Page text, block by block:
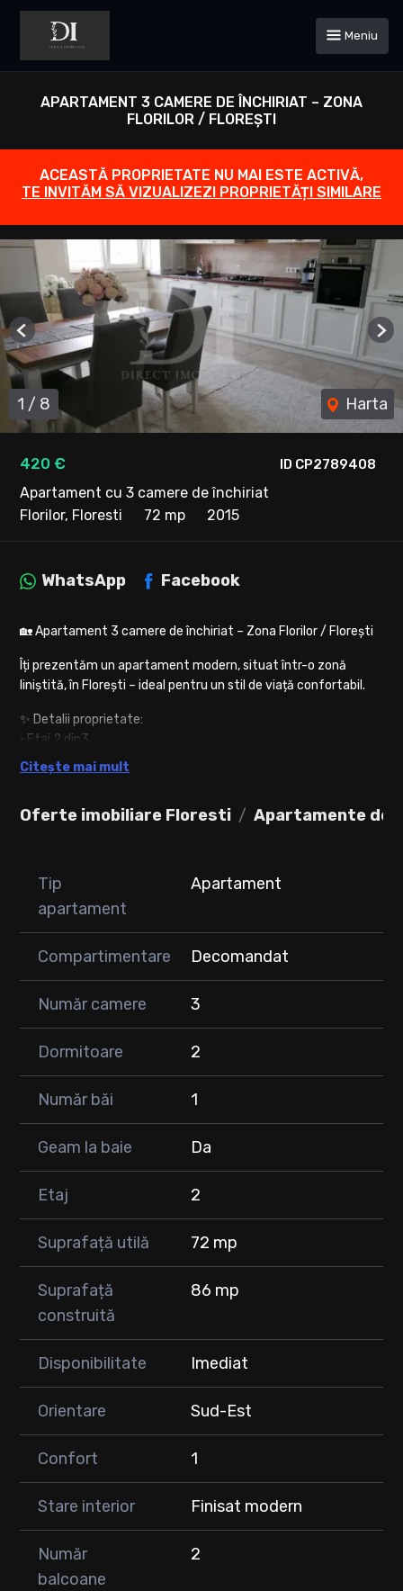
Meniu
APARTAMENT 3 CAMERE DE ÎNCHIRIAT – ZONA
FLORILOR / FLOREȘTI
ACEASTĂ PROPRIETATE NU MAI ESTE ACTIVĂ,
TE INVITĂM SĂ VIZUALIZEZI PROPRIETĂȚI SIMILARE
ID CP2789408
420 €
Apartament cu 3 camere de închiriat
Florilor, Floresti
72 mp 2015
1 / 8 Harta
Previous
Oferte imobiliare Floresti Apartamente de
WhatsApp Facebook
🏡 Apartament 3 camere de închiriat – Zona Florilor / Florești
Îți prezentăm un apartament modern, situat într-o zonă
liniștită, în Florești – ideal pentru un stil de viață confortabil.
✨ Detalii proprietate:
• Etaj 2 din3
• Compartimentare practică:
-living cu bucătărie open space,
-cameră pentru copil,
• Mobilier realizat la comandă, finisaje premium
🚗 Loc de parcare exterior inclus în preț
💰 Preț: 420 €/lună
❗ Nu se acceptă animale de companie
📞 Contact: 0749 548 783
Citește mai mult
Tip
apartament
Apartament
Compartimentare Decomandat
Număr camere 3
Dormitoare 2
Număr băi 1
Geam la baie Da
Etaj 2
Suprafață utilă 72 mp
Suprafață
construită
86 mp
Disponibilitate Imediat
Orientare Sud-Est
Confort 1
Stare interior Finisat modern
Număr
balcoane
2